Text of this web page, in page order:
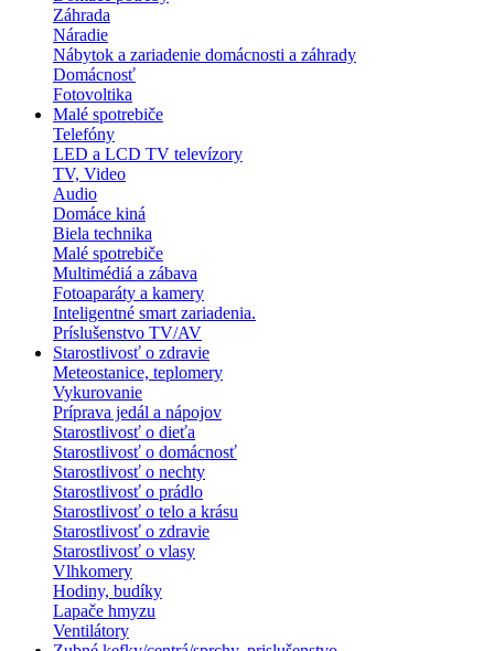
Záhrada
Náradie
Nábytok a zariadenie domácnosti a záhrady
Domácnosť
Fotovoltika
Malé spotrebiče
Telefóny
LED a LCD TV televízory
TV, Video
Audio
Domáce kiná
Biela technika
Malé spotrebiče
Multimédiá a zábava
Fotoaparáty a kamery
Inteligentné smart zariadenia.
Príslušenstvo TV/AV
Starostlivosť o zdravie
Meteostanice, teplomery
Vykurovanie
Príprava jedál a nápojov
Starostlivosť o dieťa
Starostlivosť o domácnosť
Starostlivosť o nechty
Starostlivosť o prádlo
Starostlivosť o telo a krásu
Starostlivosť o zdravie
Starostlivosť o vlasy
Vlhkomery
Hodiny, budíky
Lapače hmyzu
Ventilátory